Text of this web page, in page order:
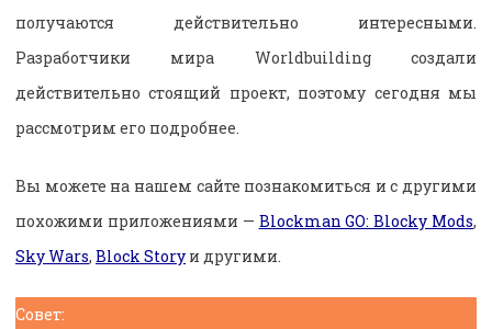
получаются действительно интересными.
Разработчики мира Worldbuilding создали
действительно стоящий проект, поэтому сегодня мы
рассмотрим его подробнее.
Вы можете на нашем сайте познакомиться и с другими
похожими приложениями — Blockman GO: Blocky Mods,
Sky Wars, Block Story и другими.
Совет: